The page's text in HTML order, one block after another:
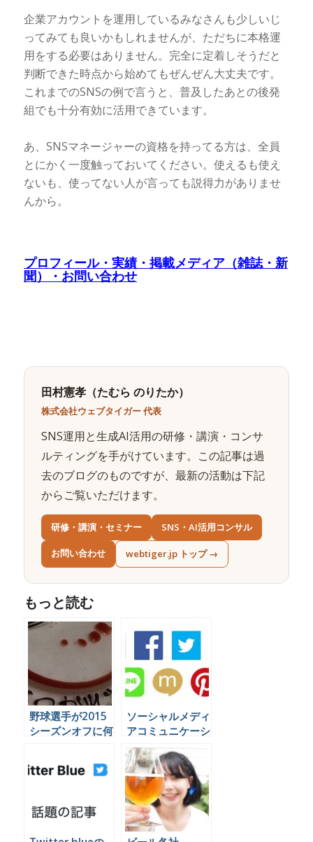
企業アカウントを運用しているみなさんも少しいじ
ってみても良いかもしれませんが、ただちに本格運
用をする必要はありません。完全に定着しそうだと
判断できた時点から始めてもぜんぜん大丈夫です。
これまでのSNSの例で言うと、普及したあとの後発
組でも十分有効に活用できています。
あ、SNSマネージャーの資格を持ってる方は、全員
とにかく一度触っておいてください。使えるも使え
ないも、使ってない人が言っても説得力がありませ
んから。
プロフィール・実績・掲載メディア（雑誌・新
聞）・お問い合わせ
田村憲孝（たむら のりたか）
株式会社ウェブタイガー 代表
SNS運用と生成AI活用の研修・講演・コンサ
ルティングを手がけています。この記事は過
去のブログのものですが、最新の活動は下記
からご覧いただけます。
研修・講演・セミナー SNS・AI活用コンサル
お問い合わせ webtiger.jp トップ →
もっと読む
野球選手が2015
シーズンオフに何
Twitterで見てみ
よう
ソーシャルメディ
アコミュニケーシ
ョンの代行業務を
できる会社は日本
にほとんど無いら
しい。